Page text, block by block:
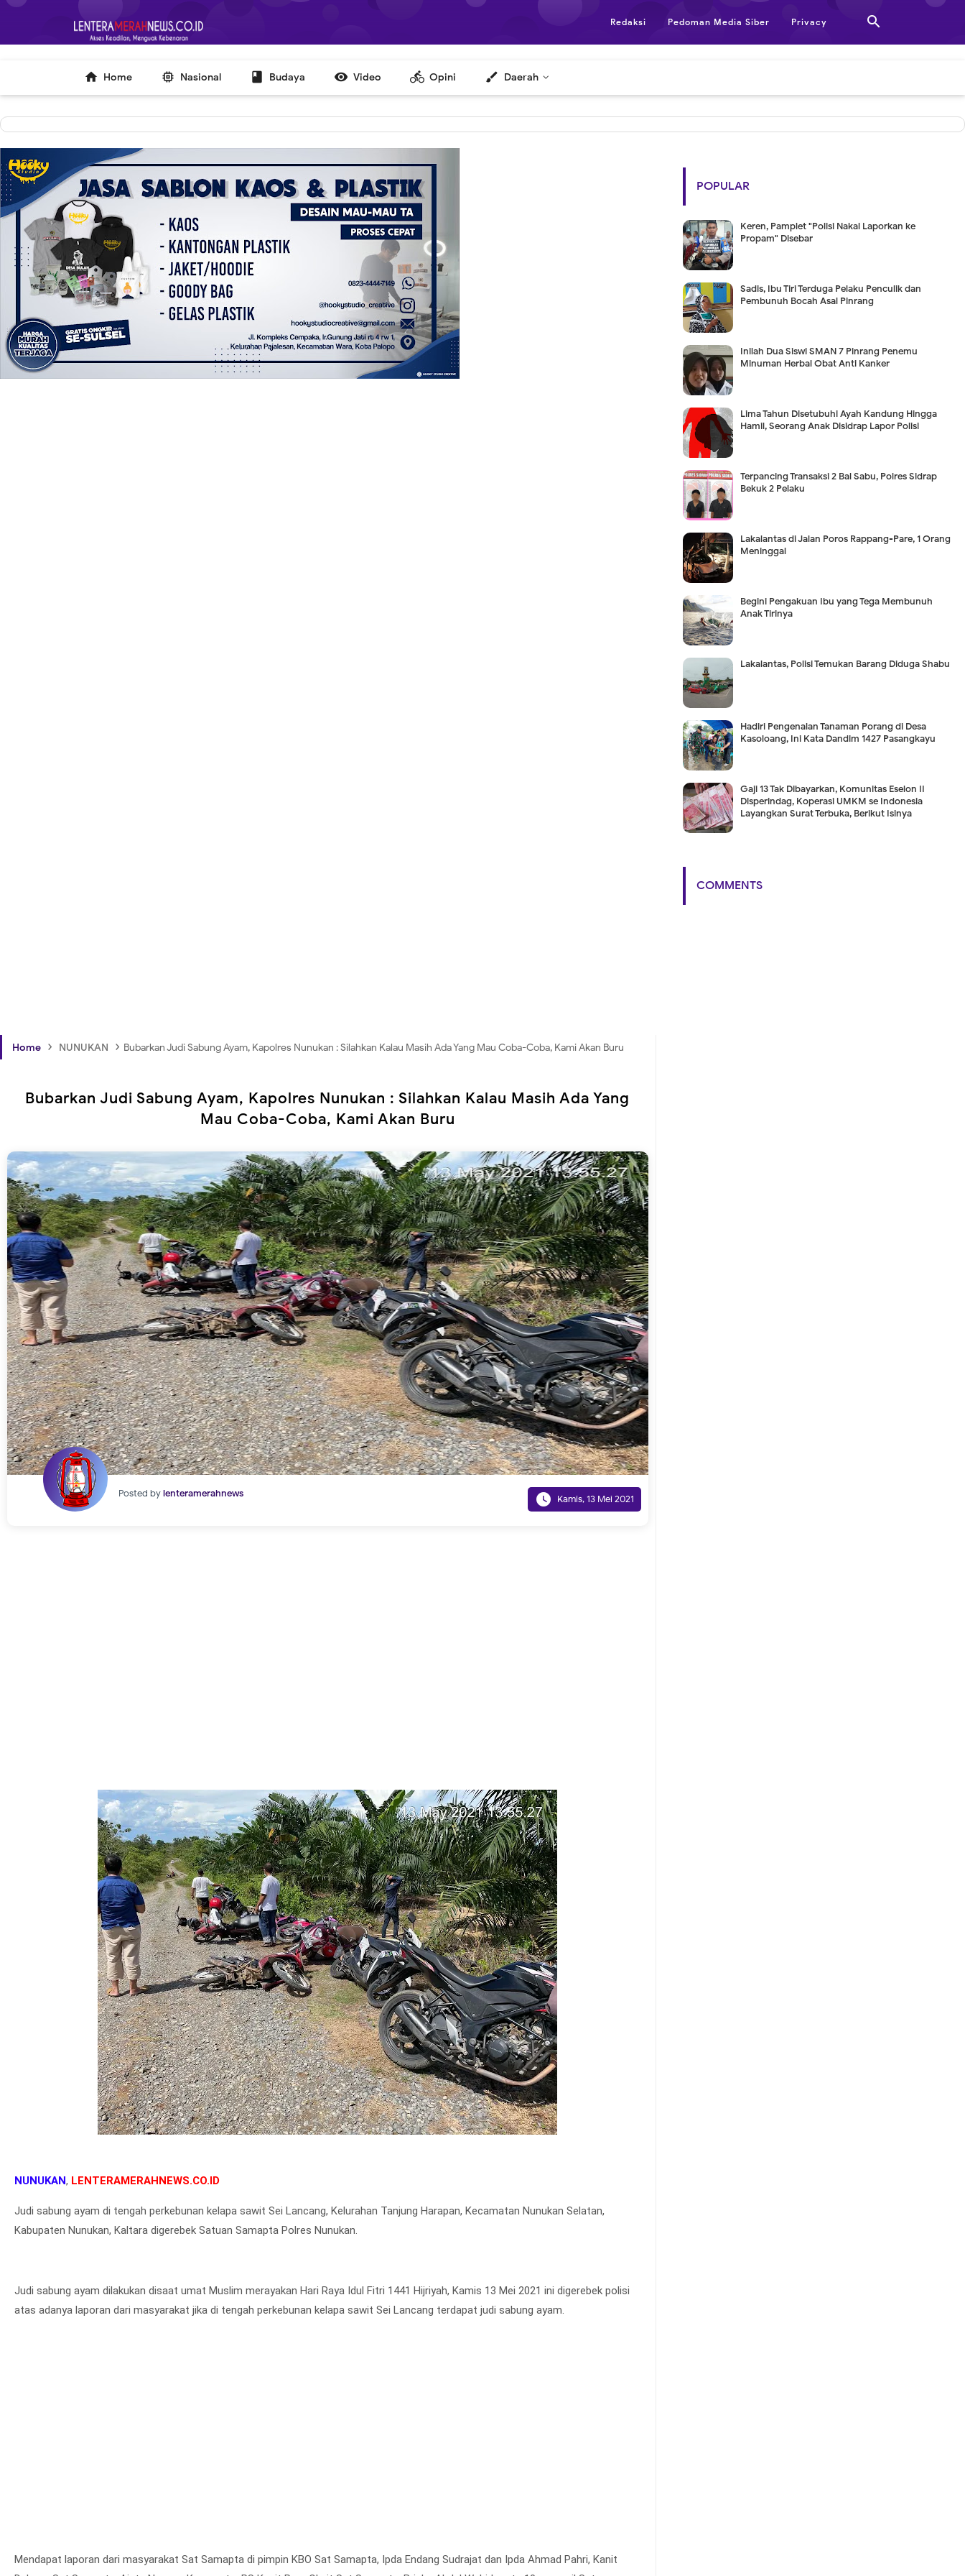
-->

Redaksi Pedoman Media Siber Privacy
 Home  Nasional  Budaya  Video directions_bike Opini brush Daerah
Home › NUNUKAN › Bubarkan Judi Sabung Ayam, Kapolres Nunukan : Silahkan Kalau Masih Ada Yang Mau Coba-Coba, Kami Akan Buru
Bubarkan Judi Sabung Ayam, Kapolres Nunukan : Silahkan Kalau Masih Ada Yang
Mau Coba-Coba, Kami Akan Buru
Posted bylenteramerahnews  Kamis, 13 Mei 2021
NUNUKAN, LENTERAMERAHNEWS.CO.ID
Judi sabung ayam di tengah perkebunan kelapa sawit Sei Lancang, Kelurahan Tanjung Harapan, Kecamatan Nunukan Selatan,
Kabupaten Nunukan, Kaltara digerebek Satuan Samapta Polres Nunukan.
Judi sabung ayam dilakukan disaat umat Muslim merayakan Hari Raya Idul Fitri 1441 Hijriyah, Kamis 13 Mei 2021 ini digerebek polisi
atas adanya laporan dari masyarakat jika di tengah perkebunan kelapa sawit Sei Lancang terdapat judi sabung ayam.
Mendapat laporan dari masyarakat Sat Samapta di pimpin KBO Sat Samapta, Ipda Endang Sudrajat dan Ipda Ahmad Pahri, Kanit
POPULAR
Keren, Pamplet "Polisi Nakal Laporkan ke
Propam" Disebar
Sadis, Ibu Tiri Terduga Pelaku Penculik dan
Pembunuh Bocah Asal Pinrang
Inilah Dua Siswi SMAN 7 Pinrang Penemu
Minuman Herbal Obat Anti Kanker
Lima Tahun Disetubuhi Ayah Kandung Hingga
Hamil, Seorang Anak Disidrap Lapor Polisi
Terpancing Transaksi 2 Bal Sabu, Polres Sidrap
Bekuk 2 Pelaku
Lakalantas di Jalan Poros Rappang-Pare, 1 Orang
Meninggal
Begini Pengakuan Ibu yang Tega Membunuh
Anak Tirinya
Lakalantas, Polisi Temukan Barang Diduga Shabu
Hadiri Pengenalan Tanaman Porang di Desa
Kasoloang, Ini Kata Dandim 1427 Pasangkayu
Gaji 13 Tak Dibayarkan, Komunitas Eselon II
Disperindag, Koperasi UMKM se Indonesia
Layangkan Surat Terbuka, Berikut Isinya
COMMENTS